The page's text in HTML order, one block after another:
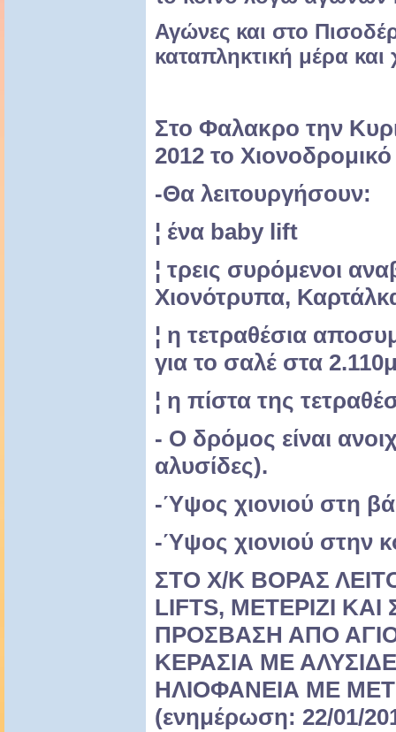
Αγώνες και στο
καταπληκτική μέρα και
Στο Φαλακρο την
2012 το
-Θα λειτουργήσουν:
¦ ένα baby lift
¦ τρεις συρόμενοι
Χιονότρυπα,
¦ η τετραθέσια
για το σαλέ στα
¦ η πίστα της
- Ο δρόμος είναι
αλυσίδες).
-Ύψος χιονιού στη
-Ύψος χιονιού στην
ΣΤΟ Χ/Κ ΒΟΡΑΣ
LIFTS, ΜΕΤΕΡΙΖΙ
ΠΡΟΣΒΑΣΗ ΑΠΟ
ΚΕΡΑΣΙΑ ΜΕ
ΗΛΙΟΦΑΝΕΙΑ ΜΕ
(ενημέρωση: 22/01/